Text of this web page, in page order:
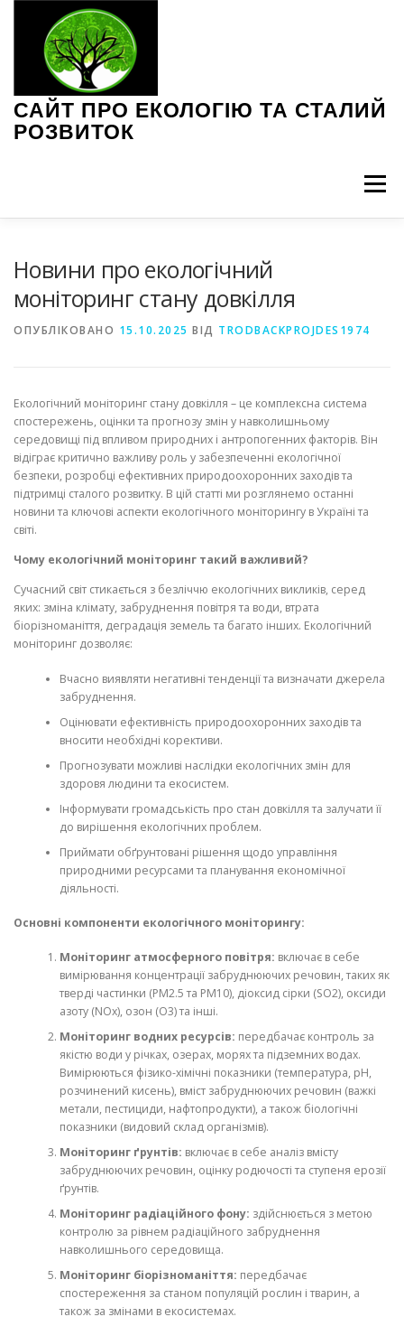
САЙТ ПРО ЕКОЛОГІЮ ТА СТАЛИЙ
РОЗВИТОК
Меню
Новини про екологічний
моніторинг стану довкілля
ОПУБЛІКОВАНО 15.10.2025 ВІД TRODBACKPROJDES1974
Екологічний моніторинг стану довкілля – це комплексна система
спостережень, оцінки та прогнозу змін у навколишньому
середовищі під впливом природних і антропогенних факторів. Він
відіграє критично важливу роль у забезпеченні екологічної
безпеки, розробці ефективних природоохоронних заходів та
підтримці сталого розвитку. В цій статті ми розглянемо останні
новини та ключові аспекти екологічного моніторингу в Україні та
світі.
Чому екологічний моніторинг такий важливий?
Сучасний світ стикається з безліччю екологічних викликів, серед
яких: зміна клімату, забруднення повітря та води, втрата
біорізноманіття, деградація земель та багато інших. Екологічний
моніторинг дозволяє:
Вчасно виявляти негативні тенденції та визначати джерела
забруднення.
Оцінювати ефективність природоохоронних заходів та
вносити необхідні корективи.
Прогнозувати можливі наслідки екологічних змін для
здоровя людини та екосистем.
Інформувати громадськість про стан довкілля та залучати її
до вирішення екологічних проблем.
Приймати обґрунтовані рішення щодо управління
природними ресурсами та планування економічної
діяльності.
Основні компоненти екологічного моніторингу:
Моніторинг атмосферного повітря: включає в себе
вимірювання концентрації забруднюючих речовин, таких як
тверді частинки (PM2.5 та PM10), діоксид сірки (SO2), оксиди
азоту (NOx), озон (O3) та інші.
Моніторинг водних ресурсів: передбачає контроль за
якістю води у річках, озерах, морях та підземних водах.
Вимірюються фізико-хімічні показники (температура, pH,
розчинений кисень), вміст забруднюючих речовин (важкі
метали, пестициди, нафтопродукти), а також біологічні
показники (видовий склад організмів).
Моніторинг ґрунтів: включає в себе аналіз вмісту
забруднюючих речовин, оцінку родючості та ступеня ерозії
ґрунтів.
Моніторинг радіаційного фону: здійснюється з метою
контролю за рівнем радіаційного забруднення
навколишнього середовища.
Моніторинг біорізноманіття: передбачає
спостереження за станом популяцій рослин і тварин, а
також за змінами в екосистемах.